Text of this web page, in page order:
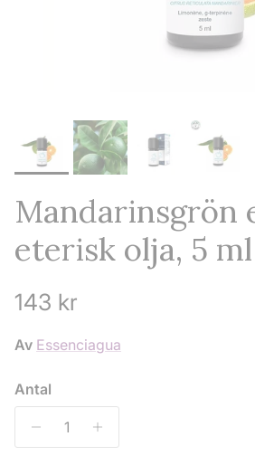
Mandarinsgrön
eterisk olja, 5 ml
Ordinarie pris
143 kr
Av Essenciagua
Antal